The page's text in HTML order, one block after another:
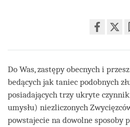
on
facebook
Do Was, zastępy obecnych i
bedących jak taniec podobnych
posiadających trzy ukryte
umysłu) niezliczonych
powstajecie na dowolne sposoby